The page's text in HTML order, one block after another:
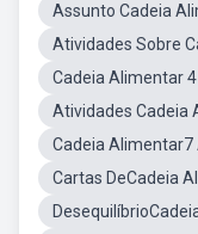
Assunto Cadeia
Atividades Sobre
Cadeia Alimentar
Atividades Cadeia
Cadeia Alimentar7
Cartas DeCadeia